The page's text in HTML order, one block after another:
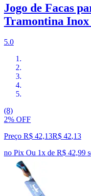
Jogo de Facas
Tramontina Inox
5.0
(8)
2% OFF
Preço R$ 42,13R$ 42,13
no Pix Ou 1x de R$ 42,99